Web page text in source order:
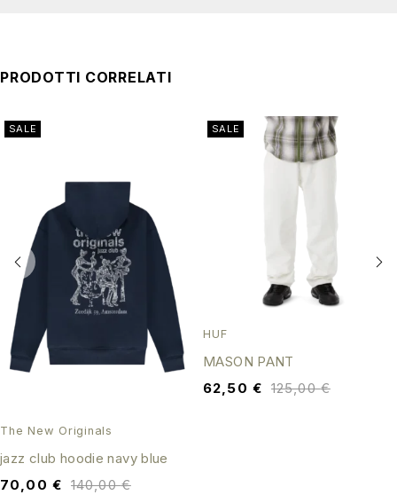
PRODOTTI CORRELATI
SALE
The New Originals
jazz club hoodie navy blue
140,00€
70,00 €
SALE
HUF
MASON PANT
125,00€
62,50 €